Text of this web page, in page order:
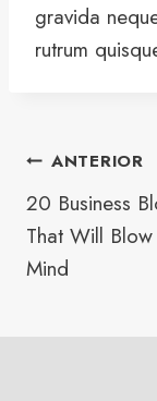
gravida
rutrum
ANTERIOR
20 Business
That Will Blow
Mind